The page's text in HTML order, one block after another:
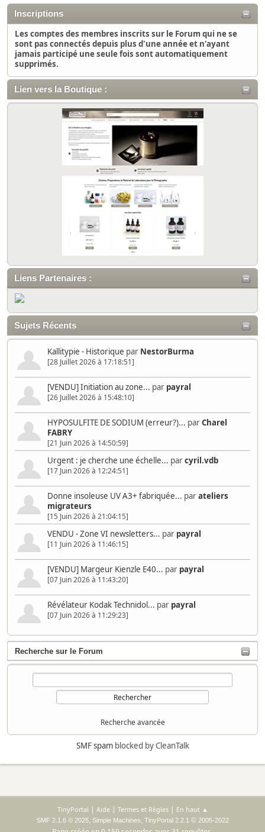
Inscriptions
Les comptes des membres inscrits sur le Forum qui ne se
sont pas connectés depuis plus d'une année et n'ayant
jamais participé une seule fois sont automatiquement
supprimés.
Lien vers la Boutique :
Liens Partenaires :
Sujets Récents
Kallitypie - Historique par NestorBurma
[28 Juillet 2026 à 17:18:51]
[VENDU] Initiation au zone... par payral
[26 Juillet 2026 à 15:48:10]
HYPOSULFITE DE SODIUM (erreur?)... parCharel
FABRY
[21 Juin 2026 à 14:50:59]
Urgent : je cherche une échelle... parcyril.vdb
[17 Juin 2026 à 12:24:51]
Donne insoleuse UV A3+ fabriquée... parateliers
migrateurs
[15 Juin 2026 à 21:04:15]
VENDU - Zone VI newsletters... par payral
[11 Juin 2026 à 11:46:15]
[VENDU] Margeur Kienzle E40... par payral
[07 Juin 2026 à 11:43:20]
Révélateur Kodak Technidol... par payral
[07 Juin 2026 à 11:29:23]
Recherche sur le Forum
Recherche avancée
SMF spamblocked by CleanTalk
TinyPortal | Aide| Termes et Règles| En haut ▲
SMF 2.1.6 © 2025, Simple Machines, TinyPortal 2.2.1© 2005-2022